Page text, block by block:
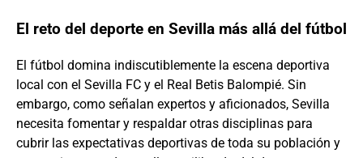
El reto del deporte en Sevilla más allá del fútbol
El fútbol domina indiscutiblemente la escena deportiva
local con el Sevilla FC y el Real Betis Balompié. Sin
embargo, como señalan expertos y aficionados, Sevilla
necesita fomentar y respaldar otras disciplinas para
cubrir las expectativas deportivas de toda su población y